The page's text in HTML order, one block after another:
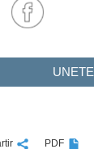
UNETE
PDF